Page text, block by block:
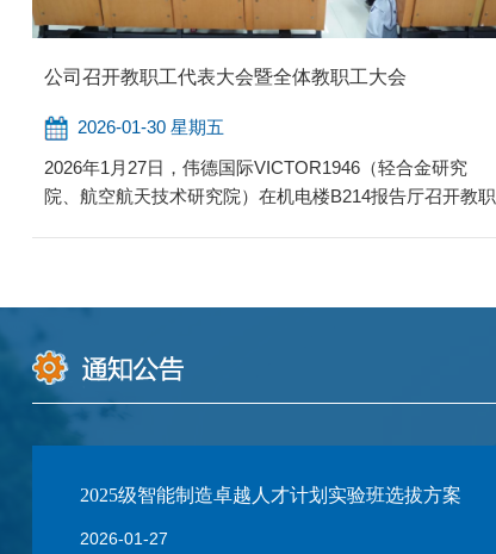
公司召开教职工代表大会暨全体教职工大会
2026-01-30 星期五
2026年1月27日，伟德国际VICTOR1946（轻合金研究
院、航空航天技术研究院）在机电楼B214报告厅召开教职
了视频《闪亮的名字——2025年最美教师》，在榜样事迹
VICTOR1946经理段吉安作公司年度工作及财务报告，从
2025级智能制造卓越人才计划实验班选拔方案
2026-01-27